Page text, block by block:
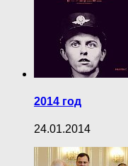
2014 год
24.01.2014